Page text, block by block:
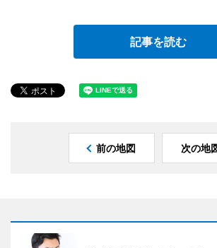
記事を読む
前の地図 次の地